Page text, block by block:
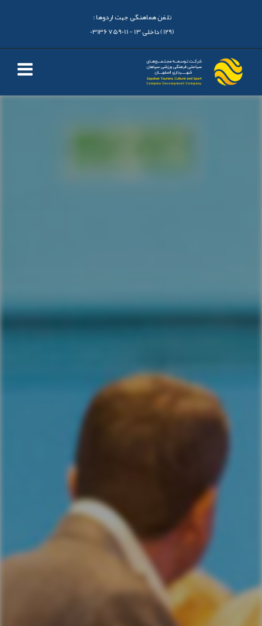
تلفن هماهنگی جهت اردوها :